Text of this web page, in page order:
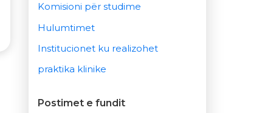
Komisioni për studime
Hulumtimet
Institucionet ku realizohet
praktika klinike
Postimet e fundit